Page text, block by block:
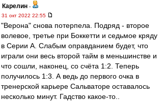
Карелин -
31 окт 2022 22:55
"Верона" снова потерпела. Подряд - второе
волевое, третье при Боккетти и седьмое кряду
в Серии А. Слабым оправданием будет, что
играли они весь второй тайм в меньшинстве и
что сошли, наконец, со счёта 1:2. Теперь
получилось 1:3. А ведь до первого очка в
тренерской карьере Сальваторе оставалось
несколько минут. Гадство какое-то..